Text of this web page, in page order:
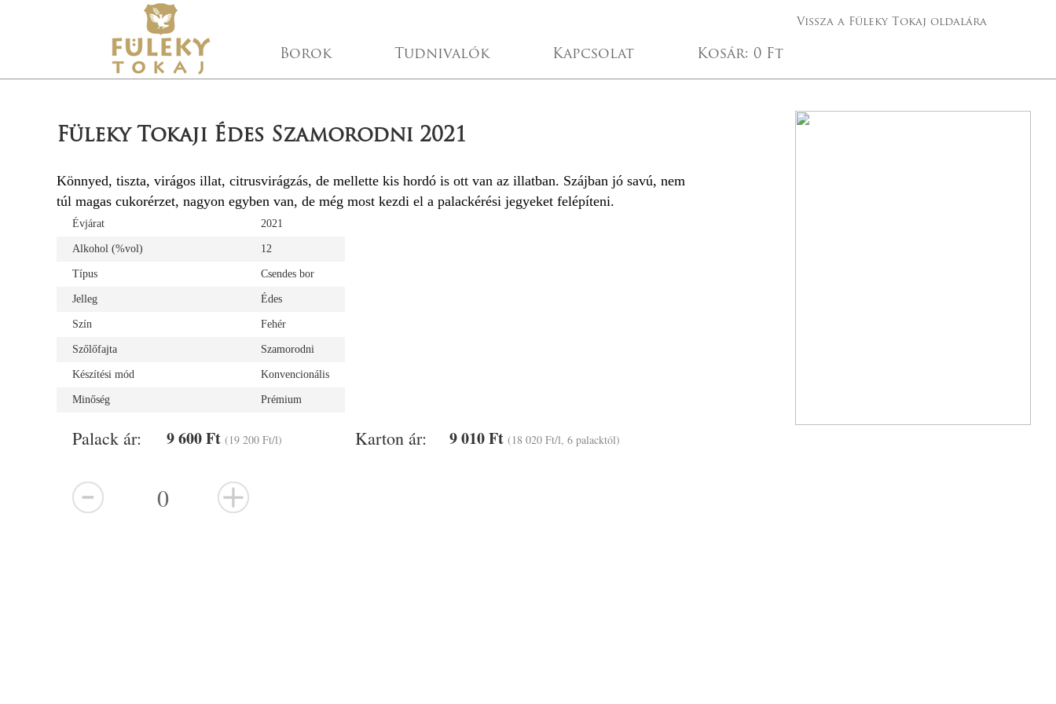
Vissza a Füleky Tokaj oldalára
Borok Tudnivalók Kapcsolat Kosár: 0 Ft
Füleky Tokaji Édes Szamorodni 2021
Könnyed, tiszta, virágos illat, citrusvirágzás, de mellette kis hordó is ott van az illatban. Szájban jó savú, nem
túl magas cukorérzet, nagyon egyben van, de még most kezdi el a palackérési jegyeket felépíteni.
Évjárat 2021
Alkohol (%vol) 12
Típus Csendes bor
Jelleg Édes
Szín Fehér
Szőlőfajta Szamorodni
Készítési mód Konvencionális
Minőség Prémium
Palack ár: 9 600 Ft (19 200 Ft/l) Karton ár: 9 010 Ft (18 020 Ft/l, 6 palacktól)